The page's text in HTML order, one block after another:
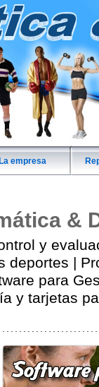
La empresa
&
y
deportes |
para
y tarjetas